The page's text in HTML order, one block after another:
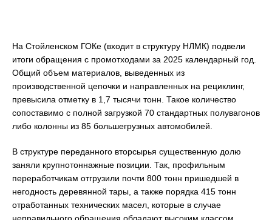
На Стойленском ГОКе (входит в структуру НЛМК) подвели
итоги обращения с промотходами за 2025 календарный год.
Общий объем материалов, выведенных из
производственной цепочки и направленных на рециклинг,
превысила отметку в 1,7 тысячи тонн. Такое количество
сопоставимо с полной загрузкой 70 стандартных полувагонов
либо колонны из 85 большегрузных автомобилей.
В структуре переданного вторсырья существенную долю
заняли крупнотоннажные позиции. Так, профильным
переработчикам отгрузили почти 800 тонн пришедшей в
негодность деревянной тары, а также порядка 415 тонн
отработанных технических масел, которые в случае